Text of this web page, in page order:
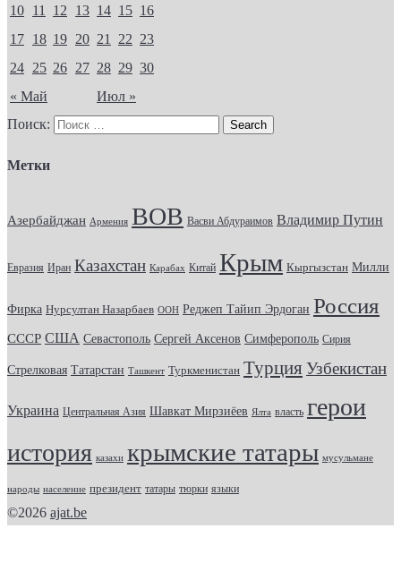
« Май Июл »
10 11 12 13 14 15 16
17 18 19 20 21 22 23
24 25 26 27 28 29 30
Поиск:
Метки
Азербайджан Армения ВОВ Васви Абдураимов Владимир Путин
Евразия Иран Казахстан Карабах Китай Крым Кыргызстан Милли
Фирка Нурсултан Назарбаев ООН Реджеп Тайип Эрдоган Россия
СССР США Севастополь Сергей Аксенов Симферополь Сирия
Стрелковая Татарстан Ташкент Туркменистан Турция Узбекистан
Украина Центральная Азия Шавкат Мирзиёев Ялта власть герои
история казахи крымские татары мусульмане
народы население президент татары тюрки языки
©2026 ajat.be